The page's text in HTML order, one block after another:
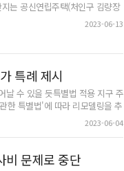
습을 보이게 돼 같은 업종 사이
라면 선점 효과까지 기대할 수 있
1천52가구 대단지를 배후수요
독주택 배후수요를 확보하고
을 보유하고 있으며, 17년 연속
써부터 입소문을 타고 있다는 것
택(세교) 일반 산업단지, 초등학
동인구를 확보할 수 있어 길목 상
는지 확인하기가 쉽고, 그 결과
는 공신연립주택(처인구 김량장
번지 일원), 구갈한성2차(기흥
풍덕천동 663-1번지 일원), 수지한
정비법 제19조 7항에 따른 건축
환 포함)과 토지의 분할이다.
비계획을 수립 중인 지역에 3년
의 분할 행위를 제한하기 위한 것
는 행정절차다. 시는 분양권 취득
권 및 토지 분할을 통한 조합원
인서는 '토지이음
2023-06-13
특례 제시
수 있을 듯특별법 적용 지구 주
한 특별법'에 따라 리모델링을 추
.해당 특별법은 1기 신도시뿐 아
건축과 리모델링 사이에서 유불리
15% 이내에서 세대 수를 늘릴
우 재건축처럼 새로 짓는 게
2023-06-04
비 문제로 중단